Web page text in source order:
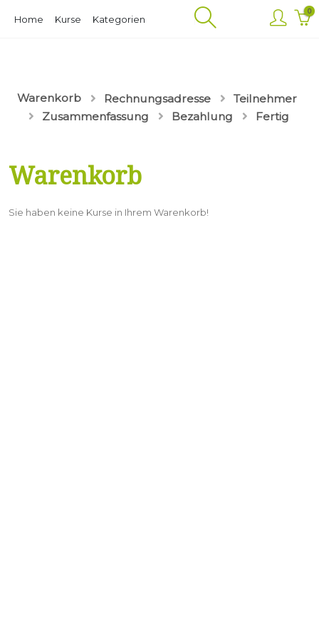
springen
Home Kurse Kategorien
0
Warenkorb Rechnungsadresse
Teilnehmer
Zusammenfassung
Bezahlung Fertig
Warenkorb
Sie haben keine Kurse in Ihrem Warenkorb!